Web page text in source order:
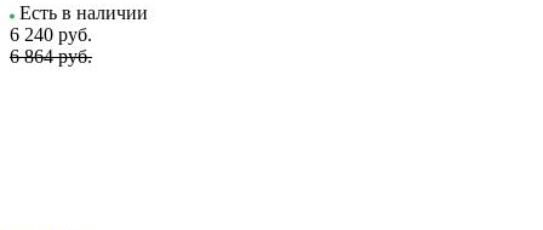
Есть в наличии
6 240 руб.
6 864 руб.